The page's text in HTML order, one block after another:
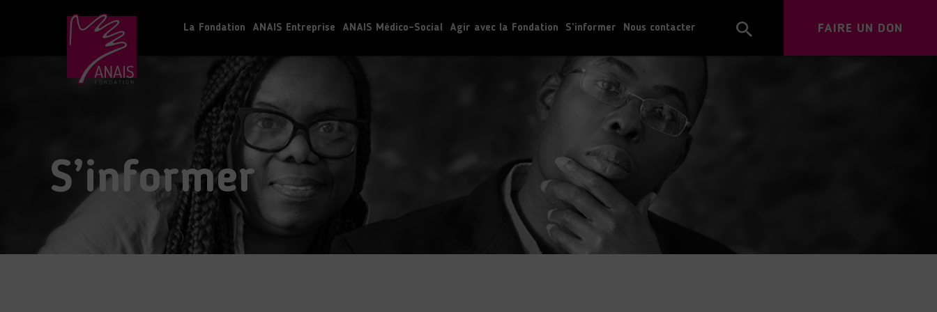
La Fondation ANAIS Entreprise ANAIS Médico-Social Agir avec la Fondation S’informer Nous contacter FAIRE UN DON
S’informer